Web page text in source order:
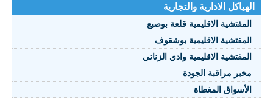
الهياكل الادارية والتجارية
المفتشية الاقليمية قلعة بوصبع
المفتشية الاقليمية بوشقوف
المفتشية الاقليمية وادي الزناتي
مخبر مراقبة الجودة
الأسواق المغطاة